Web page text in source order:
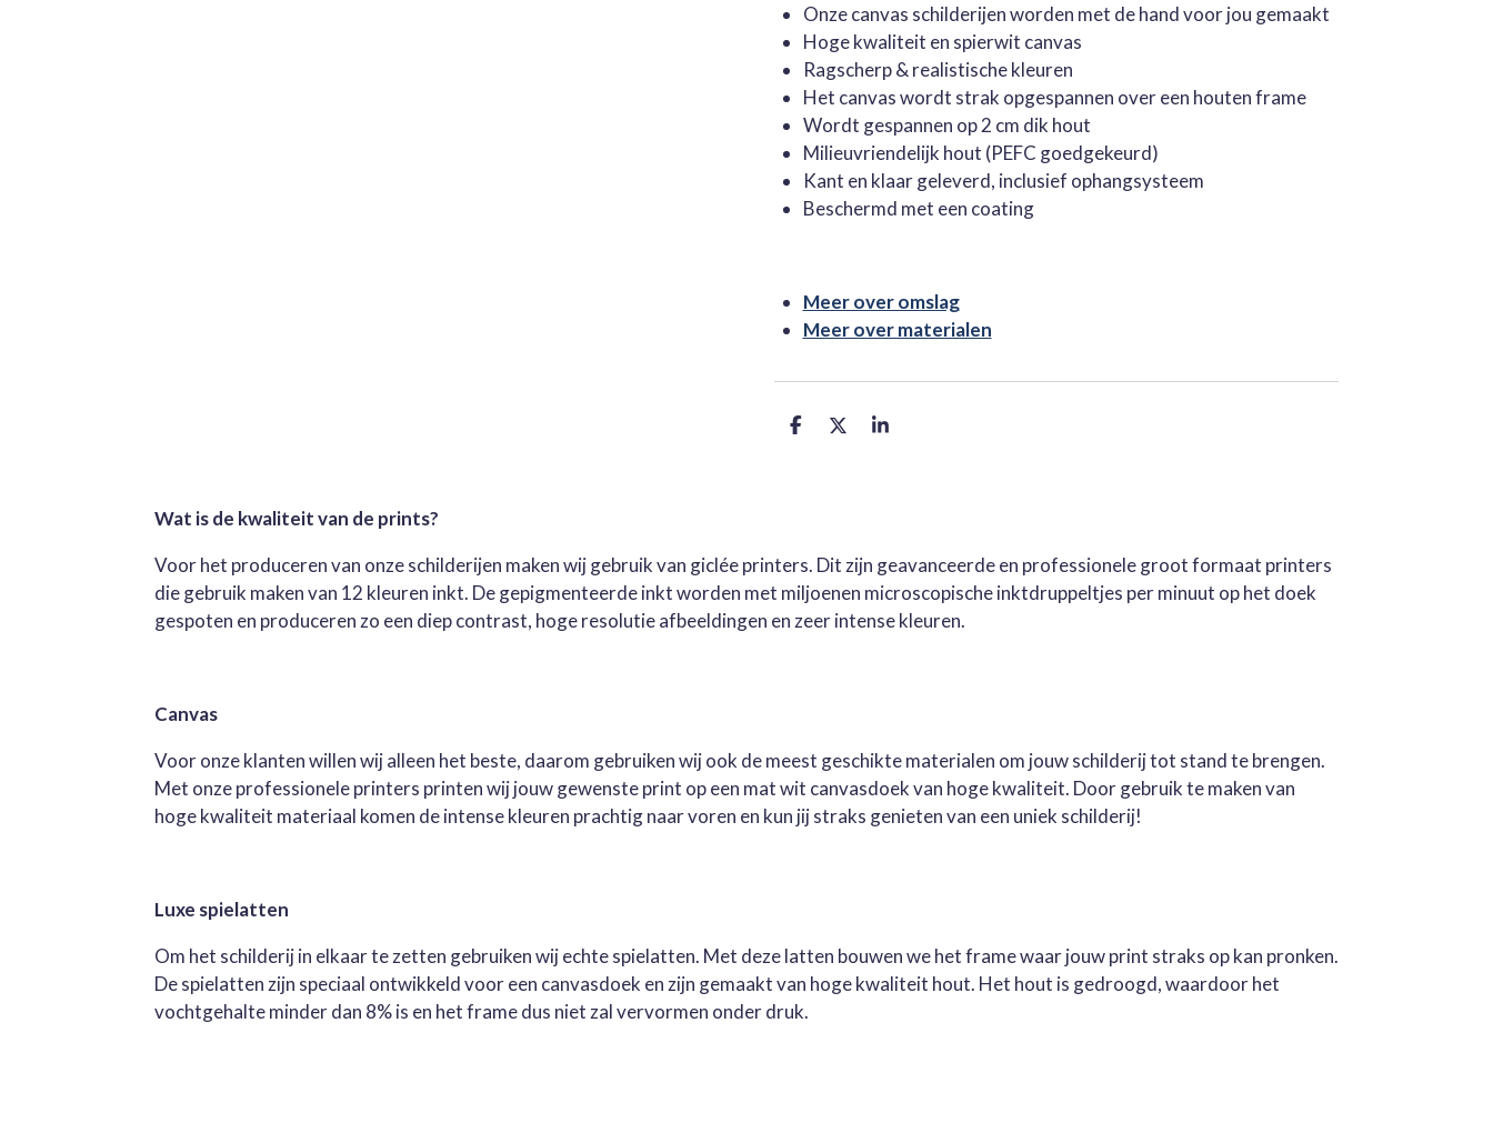
Onze canvas schilderijen worden met de hand voor jou gemaakt
Hoge kwaliteit en spierwit canvas
Ragscherp & realistische kleuren
Het canvas wordt strak opgespannen over een houten frame
Wordt gespannen op 2 cm dik hout
Milieuvriendelijk hout (PEFC goedgekeurd)
Kant en klaar geleverd, inclusief ophangsysteem
Beschermd met een coating
Meer over omslag
Meer over materialen
D
D
S
Wat is de kwaliteit van de prints?
Voor het produceren van onze schilderijen maken wij gebruik van giclée printers. Dit zijn geavanceerde en professionele groot formaat printers
die gebruik maken van 12 kleuren inkt. De gepigmenteerde inkt worden met miljoenen microscopische inktdruppeltjes per minuut op het doek
gespoten en produceren zo een diep contrast, hoge resolutie afbeeldingen en zeer intense kleuren.
Canvas
Voor onze klanten willen wij alleen het beste, daarom gebruiken wij ook de meest geschikte materialen om jouw schilderij tot stand te brengen.
Met onze professionele printers printen wij jouw gewenste print op een mat wit canvasdoek van hoge kwaliteit. Door gebruik te maken van
hoge kwaliteit materiaal komen de intense kleuren prachtig naar voren en kun jij straks genieten van een uniek schilderij!
Luxe spielatten
Om het schilderij in elkaar te zetten gebruiken wij echte spielatten. Met deze latten bouwen we het frame waar jouw print straks op kan pronken.
De spielatten zijn speciaal ontwikkeld voor een canvasdoek en zijn gemaakt van hoge kwaliteit hout. Het hout is gedroogd, waardoor het
vochtgehalte minder dan 8% is en het frame dus niet zal vervormen onder druk.